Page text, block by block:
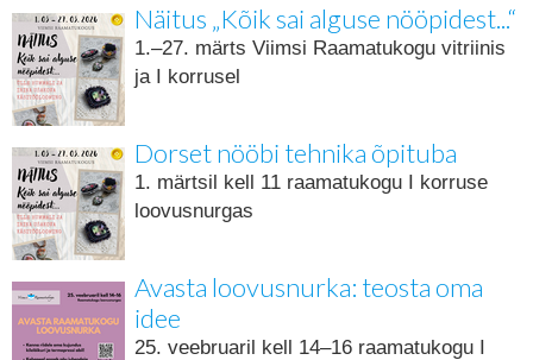
Näitus „Kõik sai alguse nööpidest...“
1.–27. märts Viimsi Raamatukogu vitriinis
ja I korrusel
Dorset nööbi tehnika õpituba
1. märtsil kell 11 raamatukogu I korruse
loovusnurgas
Avasta loovusnurka: teosta oma
idee
25. veebruaril kell 14–16 raamatukogu I